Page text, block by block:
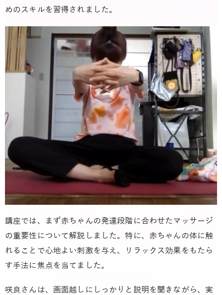
めのスキルを習得されました。
講座では、まず赤ちゃんの発達段階に合わせたマッサージ
の重要性について解説しました。特に、赤ちゃんの体に触
れることで心地よい刺激を与え、リラックス効果をもたら
す手法に焦点を当てました。
咲良さんは、画面越しにしっかりと説明を聞きながら、実